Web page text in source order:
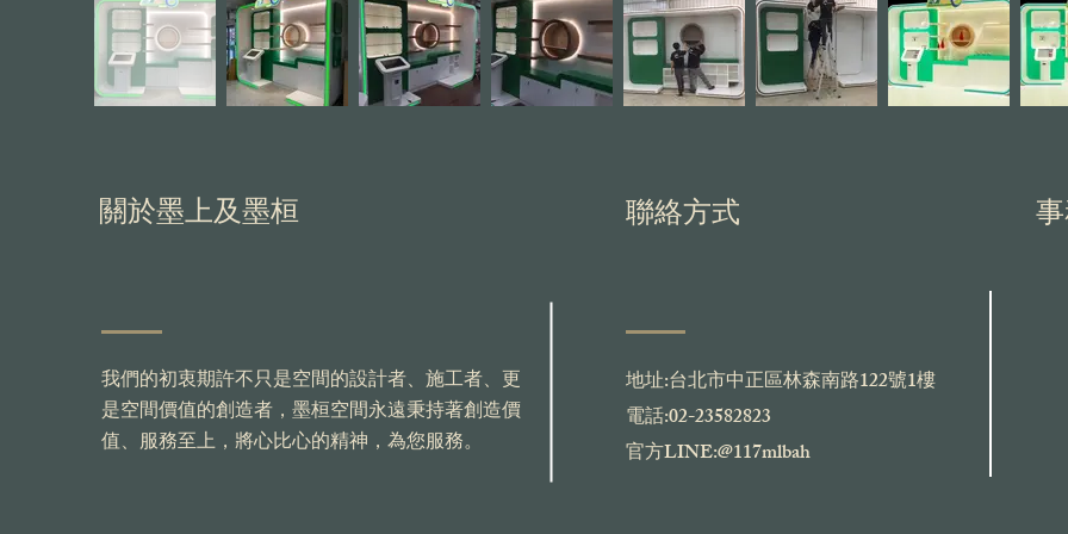
關於墨上及墨桓 ​聯絡方式
我們的初衷期許不只是空間的設計者、施工者、更
是空間價值的創造者，墨桓空間永遠秉持著創造價
值、服務至上，將心比心的精神，為您服務。
地址:台北市中正區林森南路122號1樓
電話:02-23582823
​官方LINE:@117mlbah